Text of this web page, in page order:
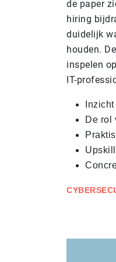
de paper
hiring
duidelijk
houden.
inspelen
IT-
De rol